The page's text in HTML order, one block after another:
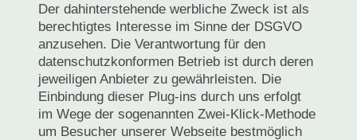
Der dahinterstehende werbliche Zweck ist als
berechtigtes Interesse im Sinne der DSGVO
anzusehen. Die Verantwortung für den
datenschutzkonformen Betrieb ist durch deren
jeweiligen Anbieter zu gewährleisten. Die
Einbindung dieser Plug-ins durch uns erfolgt
im Wege der sogenannten Zwei-Klick-Methode
um Besucher unserer Webseite bestmöglich